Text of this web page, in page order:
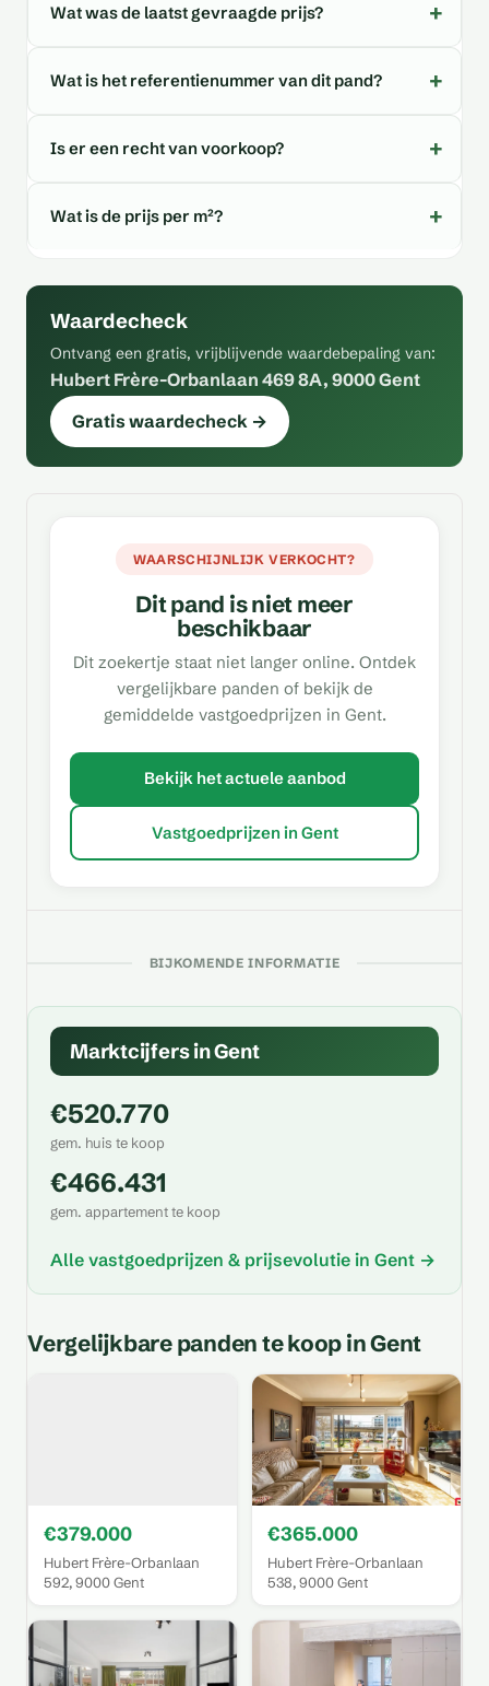
Wat was de laatst gevraagde prijs?
Wat is het referentienummer van dit pand?
Is er een recht van voorkoop?
Wat is de prijs per m²?
Waardecheck
Ontvang een gratis, vrijblijvende waardebepaling van:
Hubert Frère-Orbanlaan 469 8A, 9000 Gent
Gratis waardecheck →
WAARSCHIJNLIJK VERKOCHT?
Dit pand is niet meer
beschikbaar
Dit zoekertje staat niet langer online. Ontdek
vergelijkbare panden of bekijk de
gemiddelde vastgoedprijzen in Gent.
Bekijk het actuele aanbod
Vastgoedprijzen in Gent
BIJKOMENDE INFORMATIE
Marktcijfers in Gent
€520.770
gem. huis te koop
€466.431
gem. appartement te koop
Alle vastgoedprijzen & prijsevolutie in Gent →
Vergelijkbare panden te koop in Gent
€379.000
Hubert Frère-Orbanlaan
592, 9000 Gent
€365.000
Hubert Frère-Orbanlaan
538, 9000 Gent